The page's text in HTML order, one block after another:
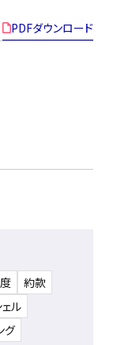
PDFダウンロード
約款
ル
グ